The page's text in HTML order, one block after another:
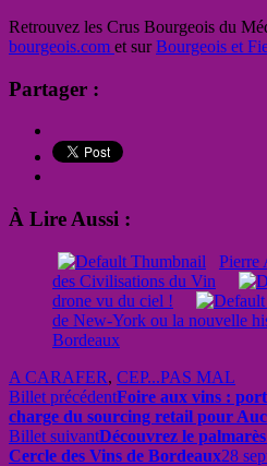
Retrouvez les Crus Bourgeois du
bourgeois.com et surBourgeois et
Partager :
À Lire Aussi :
Pierre
des Civilisations du Vin
drone vu du ciel !
de New-York ou la nouvelle
Bordeaux
A CARAFER, CEP...PAS MAL
Billet précédentFoire aux vins :
charge du sourcing retail pour
Billet suivantDécouvrez le
Cercle des Vins de Bordeaux28